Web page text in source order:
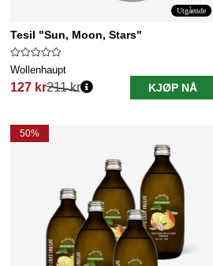
Utgående
Tesil "Sun, Moon, Stars"
Wollenhaupt
127 kr
Vanlig pris:
211 kr KJØP NÅ
50%